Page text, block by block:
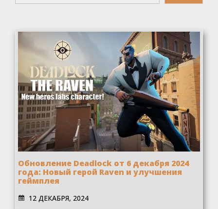
Обновление Deadlock от 6 декабря 2024
года: Новый герой Raven и улучшения
геймплея
12 ДЕКАБРЯ, 2024